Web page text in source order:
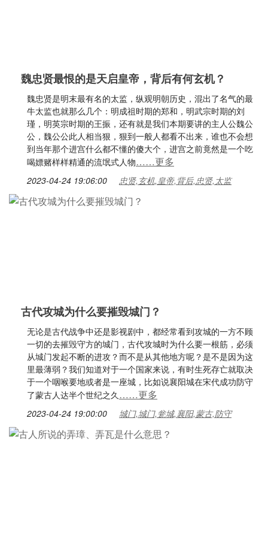
魏忠贤最恨的是天启皇帝，背后有何玄机？
魏忠贤是明末最有名的太监，纵观明朝历史，混出了名气的最
牛太监也就那么几个：明成祖时期的郑和，明武宗时期的刘
瑾，明英宗时期的王振，还有就是我们本期要讲的主人公魏公
公，魏公公此人相当狠，狠到一般人都看不出来，谁也不会想
到当年那个进宫什么都不懂的傻大个，进宫之前竟然是一个吃
喝嫖赌样样精通的流氓式人物……更多
2023-04-24 19:06:00 忠贤,玄机,皇帝,背后,忠贤,太监
古代攻城为什么要摧毁城门？
无论是古代战争中还是影视剧中，都经常看到攻城的一方不顾
一切的去摧毁守方的城门，古代攻城时为什么要一根筋，必须
从城门发起不断的进攻？而不是从其他地方呢？是不是因为这
里最薄弱？我们知道对于一个国家来说，有时生死存亡就取决
于一个咽喉要地或者是一座城，比如说襄阳城在宋代成功防守
了蒙古人达半个世纪之久……更多
2023-04-24 19:00:00 城门,城门,瓮城,襄阳,蒙古,防守